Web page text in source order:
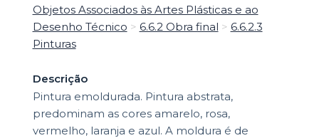
Objetos Associados às Artes Plásticas e ao
Desenho Técnico > 6.6.2 Obra final > 6.6.2.3
Pinturas
Descrição
Pintura emoldurada. Pintura abstrata,
predominam as cores amarelo, rosa,
vermelho, laranja e azul. A moldura é de